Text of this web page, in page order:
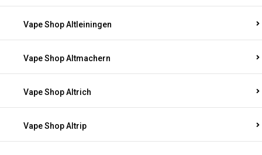
Vape Shop Altleiningen
Vape Shop Altmachern
Vape Shop Altrich
Vape Shop Altrip